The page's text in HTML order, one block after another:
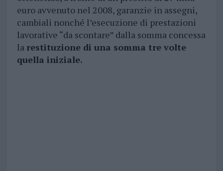
euro avvenuto nel 2008, garanzie in assegni,
cambiali nonché l’esecuzione di prestazioni
lavorative “da scontare” dalla somma concessa
la restituzione di una somma tre volte
quella iniziale.